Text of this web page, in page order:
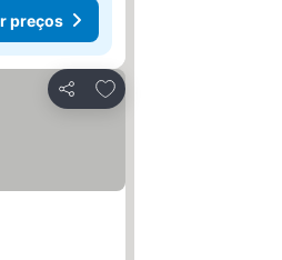
preços
Partilhar
Adicionar aos favoritos